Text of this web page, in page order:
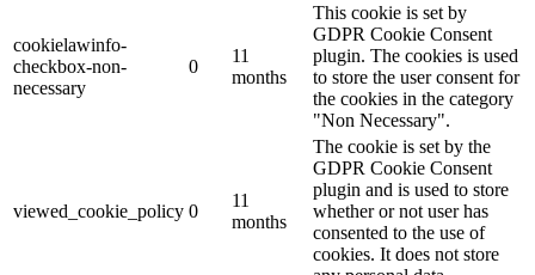
cookielawinfo-
checkbox-non-
necessary
0
11
months
This cookie is set by
GDPR Cookie Consent
plugin. The cookies is used
to store the user consent for
the cookies in the category
"Non Necessary".
viewed_cookie_policy 0
11
months
The cookie is set by the
GDPR Cookie Consent
plugin and is used to store
whether or not user has
consented to the use of
cookies. It does not store